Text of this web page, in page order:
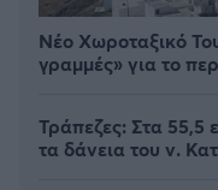
Νέο Χωροταξικό
γραμμές» για το
Τράπεζες: Στα 55,5
τα δάνεια του ν.